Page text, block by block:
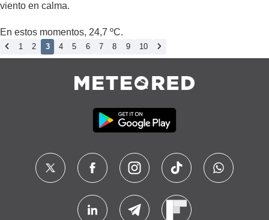
viento en calma.
En estos momentos, 24,7 ºC.
1 2 3 4 5 6 7 8 9 10